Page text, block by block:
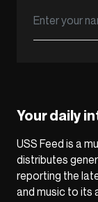
Your daily
USS Feed is a
distributes
reporting the
and music to its